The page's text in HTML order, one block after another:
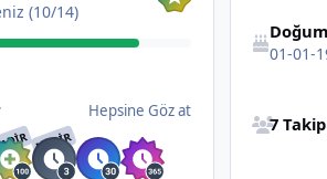
(10/14)
Hepsine Göz at
NADIR
01-01-
7